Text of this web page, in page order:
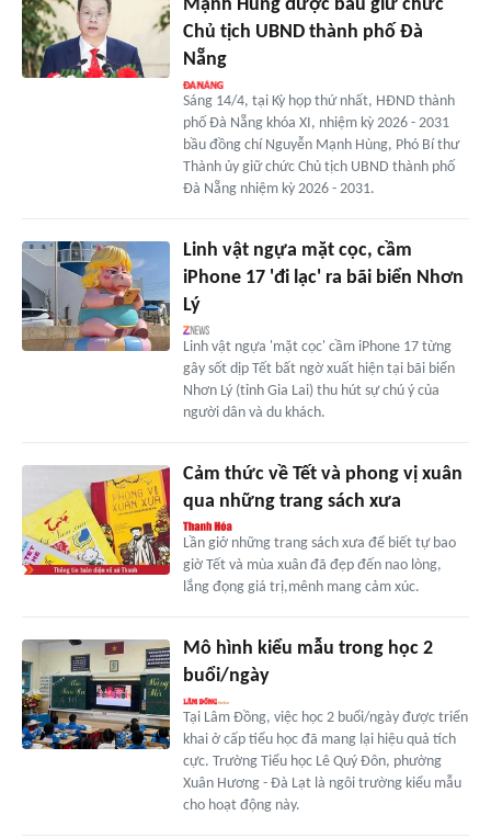
Mạnh Hùng được bầu giữ chức
Chủ tịch UBND thành phố Đà
Nẵng
Sáng 14/4, tại Kỳ họp thứ nhất, HĐND thành
phố Đà Nẵng khóa XI, nhiệm kỳ 2026 - 2031
bầu đồng chí Nguyễn Mạnh Hùng, Phó Bí thư
Thành ủy giữ chức Chủ tịch UBND thành phố
Đà Nẵng nhiệm kỳ 2026 - 2031.
Linh vật ngựa mặt cọc, cầm
iPhone 17 'đi lạc' ra bãi biển Nhơn
Lý
Linh vật ngựa 'mặt cọc' cầm iPhone 17 từng
gây sốt dịp Tết bất ngờ xuất hiện tại bãi biển
Nhơn Lý (tỉnh Gia Lai) thu hút sự chú ý của
người dân và du khách.
Cảm thức về Tết và phong vị xuân
qua những trang sách xưa
Lần giở những trang sách xưa để biết tự bao
giờ Tết và mùa xuân đã đẹp đến nao lòng,
lắng đọng giá trị,mênh mang cảm xúc.
Mô hình kiểu mẫu trong học 2
buổi/ngày
Tại Lâm Đồng, việc học 2 buổi/ngày được triển
khai ở cấp tiểu học đã mang lại hiệu quả tích
cực. Trường Tiểu học Lê Quý Đôn, phường
Xuân Hương - Đà Lạt là ngôi trường kiểu mẫu
cho hoạt động này.